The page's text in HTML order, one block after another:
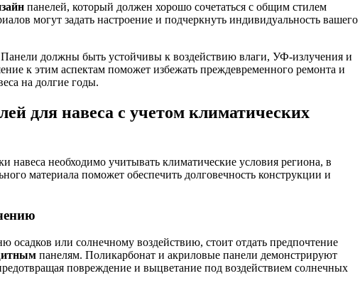
панелей, который должен хорошо сочетаться с общим стилем
могут задать настроение и подчеркнуть индивидуальность вашего
должны быть устойчивы к воздействию влаги, УФ-излучения и
к этим аспектам поможет избежать преждевременного ремонта и
на долгие годы.
для навеса с учетом климатических
навеса необходимо учитывать климатические условия региона, в
материала поможет обеспечить долговечность конструкции и
или солнечному воздействию, стоит отдать предпочтение
панелям. Поликарбонат и акриловые панели демонстрируют
повреждение и выцветание под воздействием солнечных